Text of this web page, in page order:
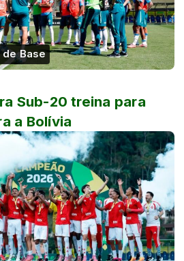
Base
Sub-20 treina para
a Bolívia